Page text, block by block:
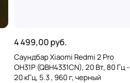
4 499,00 руб.
Саундбар Xiaomi Redmi 2 Pro
OH31P (QBH4331CN), 20 Вт, 80 Гц -
20 кГц, 5.3 , 960 г, черный